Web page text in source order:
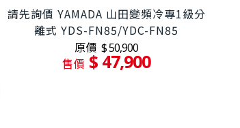
請先詢價 YAMADA 山田變頻冷專1級分
離式 YDS-FN85/YDC-FN85
原價 $ 50,900
售價 $ 47,900